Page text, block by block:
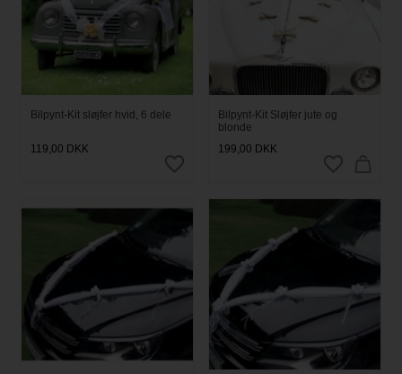
Bilpynt-Kit sløjfer hvid, 6 dele
119,00 DKK
Bilpynt-Kit Sløjfer jute og
blonde
199,00 DKK